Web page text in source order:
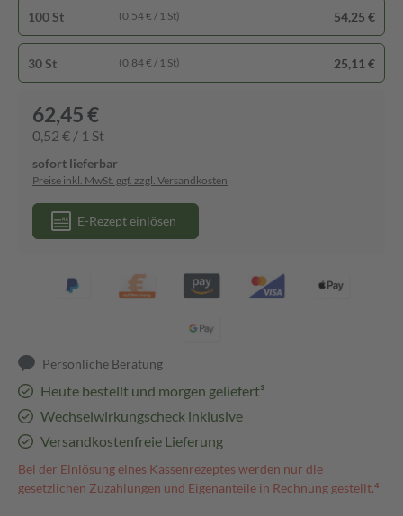
100 St (0,54 € / 1 St) 54,25 €
30 St (0,84 € / 1 St) 25,11 €
62,45 €
0,52 € / 1 St
sofort lieferbar
Preise inkl. MwSt. ggf. zzgl. Versandkosten
E-Rezept einlösen
Persönliche Beratung
Heute bestellt und morgen geliefert³
Wechselwirkungscheck inklusive
Versandkostenfreie Lieferung
Bei der Einlösung eines Kassenrezeptes werden nur die
gesetzlichen Zuzahlungen und Eigenanteile in Rechnung gestellt.⁴